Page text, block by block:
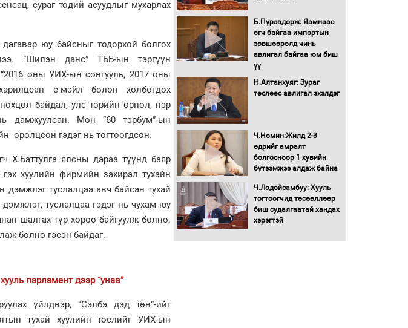
сураг төдий асуудлыг мухарлах
юу байсныг тодорхой болгох
“Шилэн данс” ТББ-ын тэргүүн
оны УИХ-ын сонгууль, 2017 оны
е-мэйл болон холбогдох
байдал, улс төрийн өрнөл, нэр
дамжуулсан. Мөн “60 тэрбум”-ын
оролцсон гэдэг нь тогтоогдсон.
Х.Баттулга ялсны дараа түүнд баяр
хуулийн фирмийн захирал тухайн
дэмжлэг туслалцаа авч байсан тухай
туслалцаа гэдэг нь чухам юу
шалгах түр хороо байгуулж болно.
болно гэсэн байдаг.
парламент дээр “унав”
үйлдвэр, “Сэлбэ дэд төв”-ийг
тухай хуулийн төслийг УИХ-ын
Бага орлоготой
иргэдийн орлогод
татвар ногдуулахгүй
байх эрх зүйн орчныг
Хөшөө бүтсэн түүхийг
Хөвсгөл нуурын лусыг
тахих төрийн тахилгын
ёслол боллоо
“Хар жагсаалт”-ын
асуудлыг цэгцлэх
чиглэлээр
Монголбанкны
хугацаатай үүрэг өглөө
Б.Пүрэвдорж: Яамнаас
өгч байгаа импортын
зөвшөөрөлд чинь
авлигал байгаа юм биш
үү
Н.Алтанхуяг: Зураг
төслөөс авлигал эхэлдэг
Ч.Номин:Жилд 2-3
өдрийг амралт
болгосноор 1 хувийн
бүтээмжээ алдаж байна
Ч.Лодойсамбуу: Хууль
тогтоогчид төсөөллөөр
биш судалгаатай хандах
хэрэгтэй